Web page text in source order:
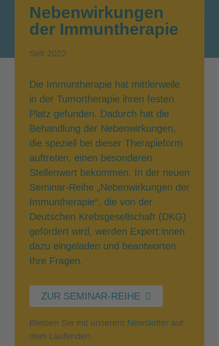
Nebenwirkungen
der Immuntherapie
Seit 2022
Die Immuntherapie hat mittlerweile
in der Tumortherapie ihren festen
Platz gefunden. Dadurch hat die
Behandlung der Nebenwirkungen,
die speziell bei dieser Therapieform
auftreten, einen besonderen
Stellenwert bekommen. In der neuen
Seminar-Reihe „Nebenwirkungen der
Immuntherapie“, die von der
Deutschen Krebsgesellschaft (DKG)
gefördert wird, werden Expert:innen
dazu eingeladen und beantworten
Ihre Fragen.
ZUR SEMINAR-REIHE
Bleiben Sie mit unserem Newsletter auf
dem Laufenden.